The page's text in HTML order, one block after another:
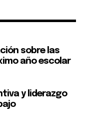
sobre las
año escolar
y liderazgo